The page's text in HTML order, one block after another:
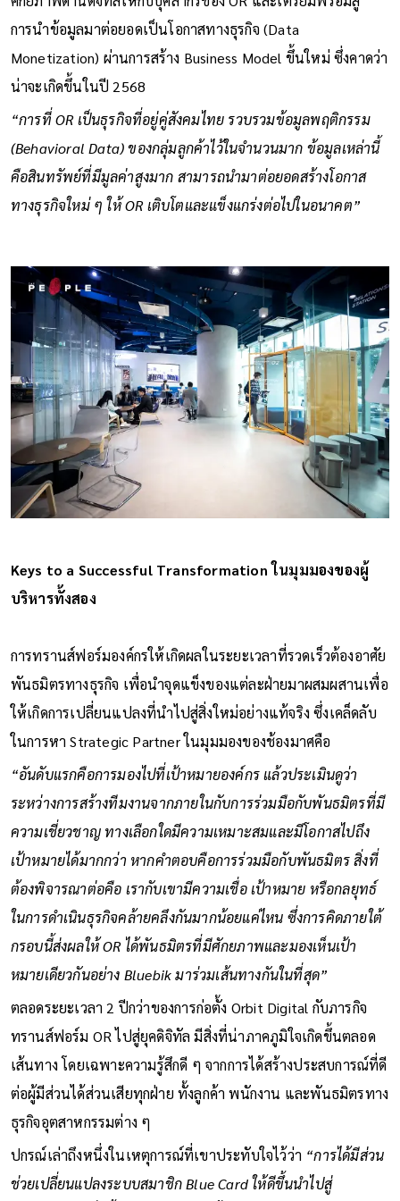
การนำข้อมูลมาต่อยอดเป็นโอกาสทางธุรกิจ (Data
Monetization) ผ่านการสร้าง Business Model ขึ้นใหม่ ซึ่งคาดว่า
น่าจะเกิดขึ้นในปี 2568
“การที่ OR เป็นธุรกิจที่อยู่คู่สังคมไทย รวบรวมข้อมูลพฤติกรรม
(Behavioral Data) ของกลุ่มลูกค้าไว้ในจำนวนมาก ข้อมูลเหล่านี้
คือสินทรัพย์ที่มีมูลค่าสูงมาก สามารถนำมาต่อยอดสร้างโอกาส
ทางธุรกิจใหม่ ๆ ให้ OR เติบโตและแข็งแกร่งต่อไปในอนาคต”
Keys to a Successful Transformation ในมุมมองของผู้
บริหารทั้งสอง
การทรานส์ฟอร์มองค์กรให้เกิดผลในระยะเวลาที่รวดเร็วต้องอาศัย
พันธมิตรทางธุรกิจ เพื่อนำจุดแข็งของแต่ละฝ่ายมาผสมผสานเพื่อ
ให้เกิดการเปลี่ยนแปลงที่นำไปสู่สิ่งใหม่อย่างแท้จริง ซึ่งเคล็ดลับ
ในการหา Strategic Partner ในมุมมองของช้องมาศคือ
“อันดับแรกคือการมองไปที่เป้าหมายองค์กร แล้วประเมินดูว่า
ระหว่างการสร้างทีมงานจากภายในกับการร่วมมือกับพันธมิตรที่มี
ความเชี่ยวชาญ ทางเลือกใดมีความเหมาะสมและมีโอกาสไปถึง
เป้าหมายได้มากกว่า หากคำตอบคือการร่วมมือกับพันธมิตร สิ่งที่
ต้องพิจารณาต่อคือ เรากับเขามีความเชื่อ เป้าหมาย หรือกลยุทธ์
ในการดำเนินธุรกิจคล้ายคลึงกันมากน้อยแค่ไหน ซึ่งการคิดภายใต้
กรอบนี้ส่งผลให้ OR ได้พันธมิตรที่มีศักยภาพและมองเห็นเป้า
หมายเดียวกันอย่าง Bluebik มาร่วมเส้นทางกันในที่สุด”
ตลอดระยะเวลา 2 ปีกว่าของการก่อตั้ง Orbit Digital กับภารกิจ
ทรานส์ฟอร์ม OR ไปสู่ยุคดิจิทัล มีสิ่งที่น่าภาคภูมิใจเกิดขึ้นตลอด
เส้นทาง โดยเฉพาะความรู้สึกดี ๆ จากการได้สร้างประสบการณ์ที่ดี
ต่อผู้มีส่วนได้ส่วนเสียทุกฝ่าย ทั้งลูกค้า พนักงาน และพันธมิตรทาง
ธุรกิจอุตสาหกรรมต่าง ๆ
ปกรณ์เล่าถึงหนึ่งในเหตุการณ์ที่เขาประทับใจไว้ว่า “การได้มีส่วน
ช่วยเปลี่ยนแปลงระบบสมาชิก Blue Card ให้ดีขึ้นนำไปสู่